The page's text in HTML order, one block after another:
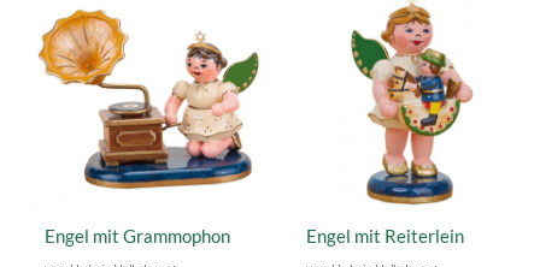
Engel mit Grammophon Engel mit Reiterlein